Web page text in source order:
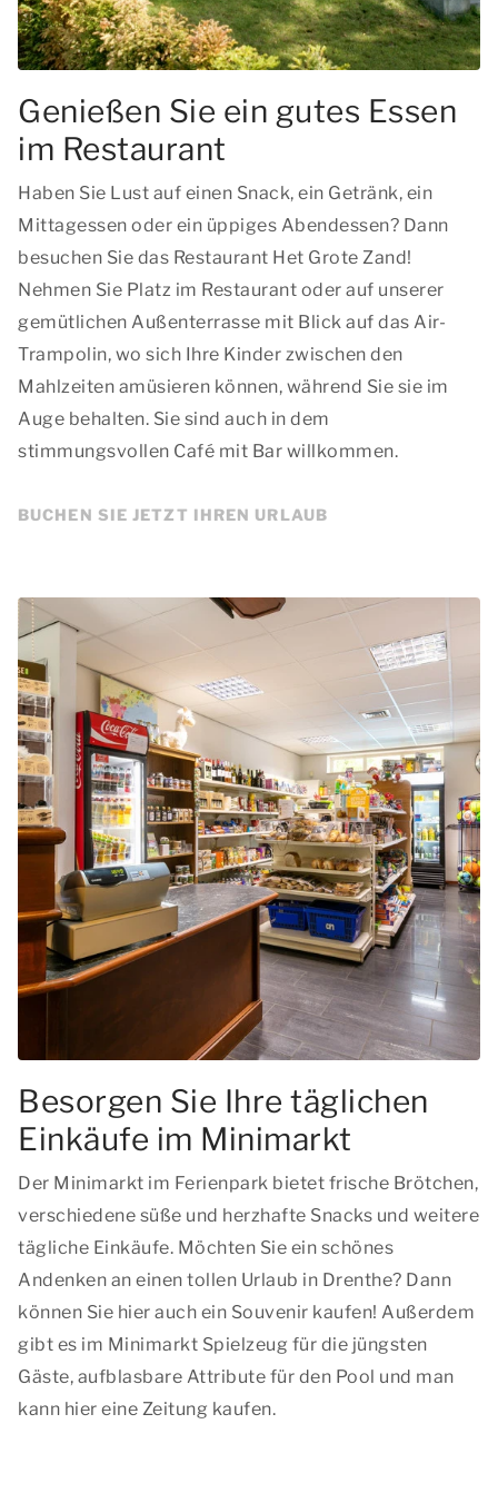
Genießen Sie ein gutes Essen
im Restaurant
Haben Sie Lust auf einen Snack, ein Getränk, ein
Mittagessen oder ein üppiges Abendessen? Dann
besuchen Sie das Restaurant Het Grote Zand!
Nehmen Sie Platz im Restaurant oder auf unserer
gemütlichen Außenterrasse mit Blick auf das Air-
Trampolin, wo sich Ihre Kinder zwischen den
Mahlzeiten amüsieren können, während Sie sie im
Auge behalten. Sie sind auch in dem
stimmungsvollen Café mit Bar willkommen.
BUCHEN SIE JETZT IHREN URLAUB
Besorgen Sie Ihre täglichen
Einkäufe im Minimarkt
Der Minimarkt im Ferienpark bietet frische Brötchen,
verschiedene süße und herzhafte Snacks und weitere
tägliche Einkäufe. Möchten Sie ein schönes
Andenken an einen tollen Urlaub in Drenthe? Dann
können Sie hier auch ein Souvenir kaufen! Außerdem
gibt es im Minimarkt Spielzeug für die jüngsten
Gäste, aufblasbare Attribute für den Pool und man
kann hier eine Zeitung kaufen.